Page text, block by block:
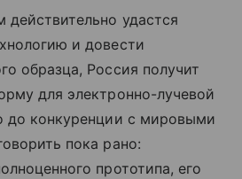
действительно удастся
и довести
образца, Россия получит
для электронно-лучевой
до конкуренции с мировыми
пока рано:
прототипа, его